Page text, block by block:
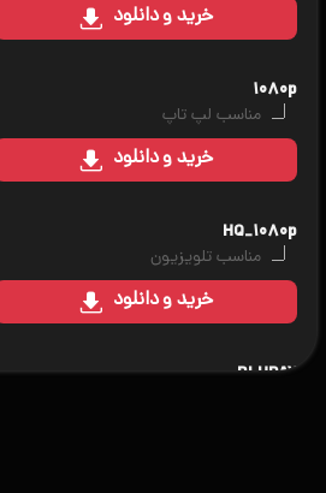
خریدو دانلود
۱۰۸۰p
مناسب لپ تاپ
خریدو دانلود
HQ_۱۰۸۰p
مناسب تلویزیون
خریدو دانلود
BLURAY